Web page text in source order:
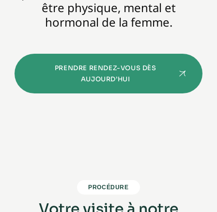
être physique, mental et
hormonal de la femme.
PRENDRE RENDEZ-VOUS DÈS
AUJOURD’HUI
PROCÉDURE